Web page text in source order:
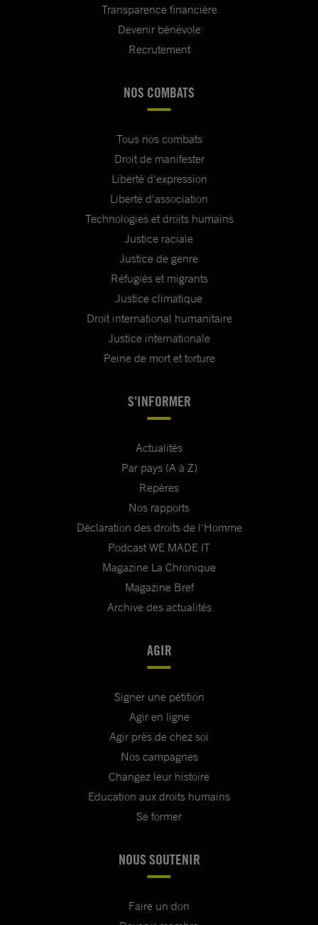
Transparence financière
Devenir bénévole
Recrutement
NOS COMBATS
Tous nos combats
Droit de manifester
Liberté d'expression
Liberté d'association
Technologies et droits humains
Justice raciale
Justice de genre
Réfugiés et migrants
Justice climatique
Droit international humanitaire
Justice internationale
Peine de mort et torture
S'INFORMER
Actualités
Par pays (A à Z)
Repères
Nos rapports
Déclaration des droits de l'Homme
Podcast WE MADE IT
Magazine La Chronique
Magazine Bref
Archive des actualités
AGIR
Signer une pétition
Agir en ligne
Agir près de chez soi
Nos campagnes
Changez leur histoire
Education aux droits humains
Se former
NOUS SOUTENIR
Faire un don